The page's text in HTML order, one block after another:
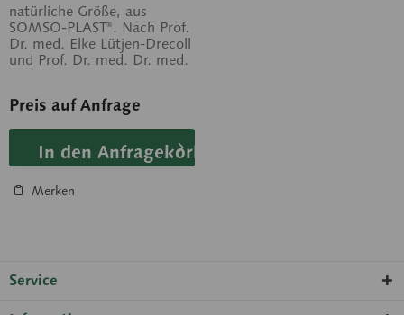
natürliche Größe, aus
SOMSO-PLAST®. Nach Prof.
Dr. med. Elke Lütjen-Drecoll
und Prof. Dr. med. Dr. med.
Preis auf Anfrage
In den Anfragekorb
Merken
Service